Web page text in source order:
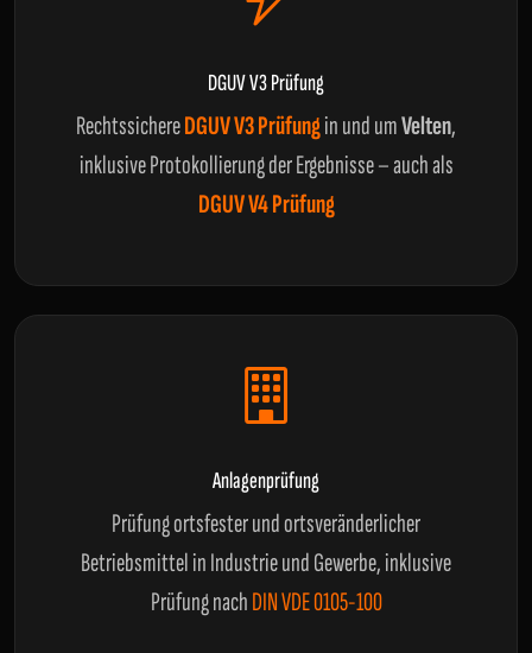
DGUV V3 Prüfung
RechtssichereDGUV V3 Prüfungin und umVelten,
inklusive Protokollierung der Ergebnisse – auch als
DGUV V4 Prüfung
Anlagenprüfung
Prüfung ortsfester und ortsveränderlicher
Betriebsmittel in Industrie und Gewerbe, inklusive
Prüfung nachDIN VDE 0105-100